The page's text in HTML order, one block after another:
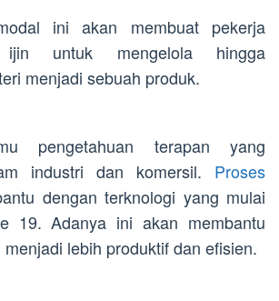
ini akan membuat pekerja
ijin untuk mengelola hingga
menjadi sebuah produk.
pengetahuan terapan yang
industri dan komersil. Proses
dengan terknologi yang mulai
19. Adanya ini akan membantu
lebih produktif dan efisien.